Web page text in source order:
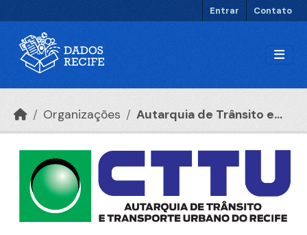
Entrar Contato
Organizações Autarquia de Trânsito e...